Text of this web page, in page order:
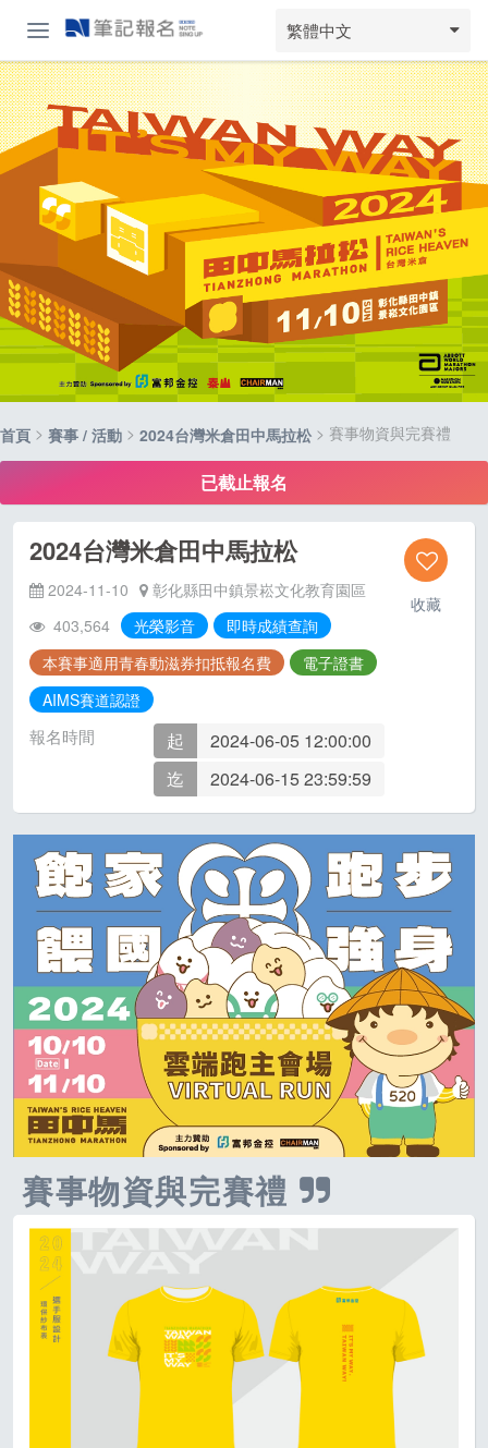
繁體中文
首頁 > 賽事 / 活動 > 2024台灣米倉田中馬拉松 > 賽事物資與完賽禮
已截止報名
收藏
2024台灣米倉田中馬拉松
2024-11-10
彰化縣田中鎮景崧文化教育園區
403,564
光榮影音
即時成績查詢
本賽事適用青春動滋券扣抵報名費
電子證書
AIMS賽道認證
報名時間 起
2024-06-05 12:00:00
迄
2024-06-15 23:59:59
賽事物資與完賽禮